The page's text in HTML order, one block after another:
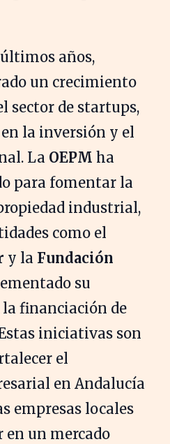
años,
un crecimiento
sector de startups,
la inversión y el
La OEPM ha
para fomentar la
industrial,
como el
y la Fundación
su
financiación de
iniciativas son
el
en Andalucía
empresas locales
un mercado